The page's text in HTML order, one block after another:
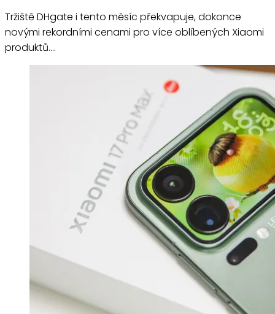
Tržiště DHgate i tento měsíc překvapuje, dokonce
novými rekordními cenami pro více oblíbených Xiaomi
produktů.…